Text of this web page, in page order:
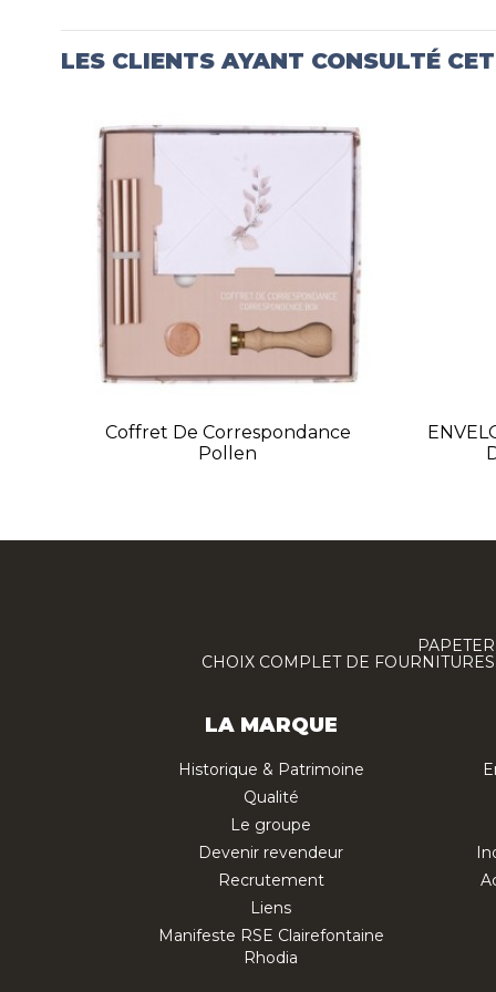
LES CLIENTS AYANT CONSULTÉ
Coffret De Correspondance
Pollen
CHOIX COMPLET DE
LA MARQUE
Historique & Patrimoine
Qualité
Le groupe
Devenir revendeur
Recrutement
Liens
Manifeste RSE Clairefontaine
Rhodia